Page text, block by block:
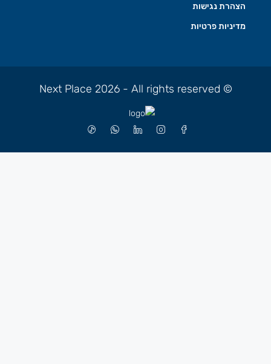
הצהרת נגישות
מדיניות פרטיות
© Next Place 2026 - All rights reserved